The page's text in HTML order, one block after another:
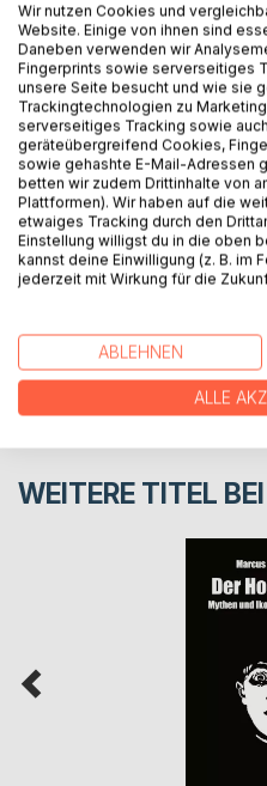
Es herrscht Krieg und nur
aufhalten zu können. Doch
fest in einer fremden Zeit.
den Frieden
wiederherzustellen?
AUTOR/IN
PRESSESTIMMEN
REZENSIONEN
WEITERE TITEL BEI
Wir nutzen Cookies und
Website. Einige von ihnen sind
Daneben verwenden wir
Fingerprints sowie serverseitiges
unsere Seite besucht und wie sie
Trackingtechnologien zu
serverseitiges Tracking sowie
geräteübergreifend Cookies,
sowie gehashte E-Mail-Adressen
betten wir zudem Drittinhalte von
Plattformen). Wir haben auf die
etwaiges Tracking durch den
Einstellung willigst du in die oben
kannst deine Einwilligung (z. B. im
jederzeit mit Wirkung für die
ABLEHNEN
ALLE